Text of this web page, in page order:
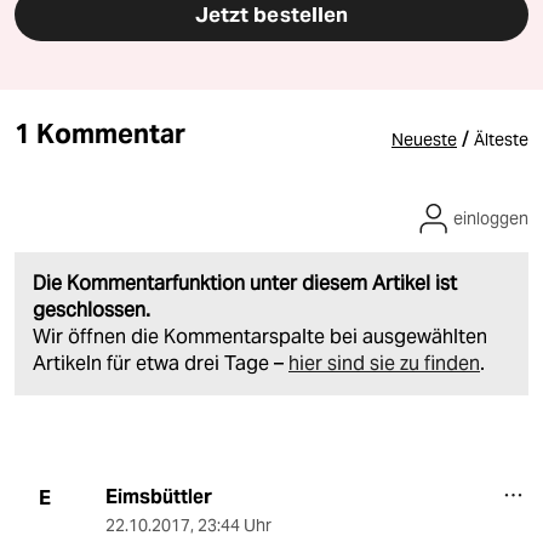
Jetzt bestellen
1 Kommentar Neueste / Älteste
Die Kommentarfunktion unter diesem Artikel ist
geschlossen.
Wir öffnen die Kommentarspalte bei ausgewählten
Artikeln für etwa drei Tage – hier sind sie zu finden.
einloggen
E Eimsbüttler
22.10.2017, 23:44 Uhr